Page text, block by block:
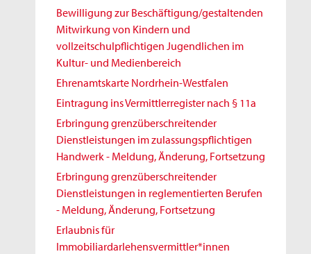
Bewilligung zur Beschäftigung/gestaltenden
Mitwirkung von Kindern und
vollzeitschulpflichtigen Jugendlichen im
Kultur- und Medienbereich
Ehrenamtskarte Nordrhein-Westfalen
Eintragung ins Vermittlerregister nach § 11a
Erbringung grenzüberschreitender
Dienstleistungen im zulassungspflichtigen
Handwerk - Meldung, Änderung, Fortsetzung
Erbringung grenzüberschreitender
Dienstleistungen in reglementierten Berufen
- Meldung, Änderung, Fortsetzung
Erlaubnis für
Immobiliardarlehensvermittler*innen